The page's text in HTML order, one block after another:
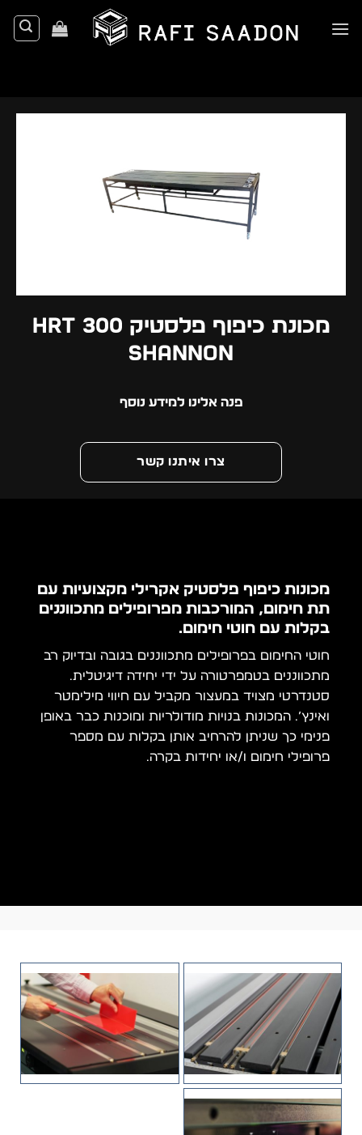
to
מכונת כיפוף פלסטיק HRT 300
shannon
פנה אלינו למידע נוסף
צרו איתנו קשר
מכונות כיפוף פלסטיק אקרילי מקצועיות עם
תת חימום, המורכבות מפרופילים מתכווננים
בקלות עם חוטי חימום.
חוטי החימום בפרופילים מתכווננים בגובה ובדיוק רב
מתכווננים בטמפרטורה על ידי יחידה דיגיטלית.
סטנדרטי מצויד במעצור מקביל עם חיווי מילימטר
ואינץ’. המכונות בנויות מודולריות ומוכנות כבר באופן
פנימי כך שניתן להרחיב אותן בקלות עם מספר
פרופילי חימום ו/או יחידות בקרה.